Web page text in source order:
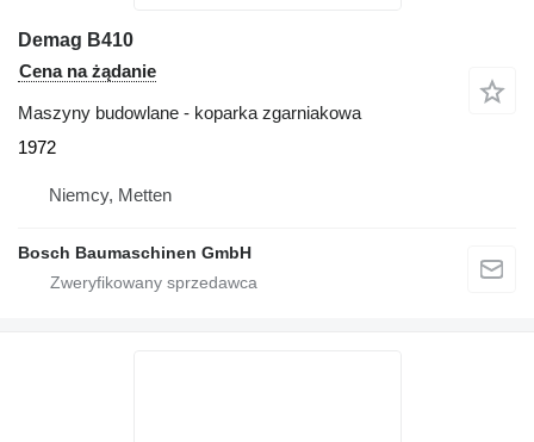
Demag B410
Cena na żądanie
Maszyny budowlane - koparka zgarniakowa
1972
Niemcy, Metten
Bosch Baumaschinen GmbH